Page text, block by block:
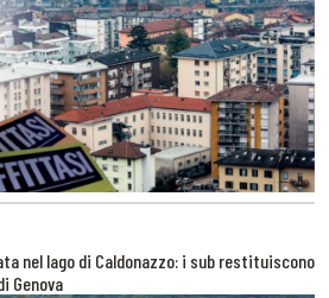
nel lago di Caldonazzo: i sub restituiscono
Genova